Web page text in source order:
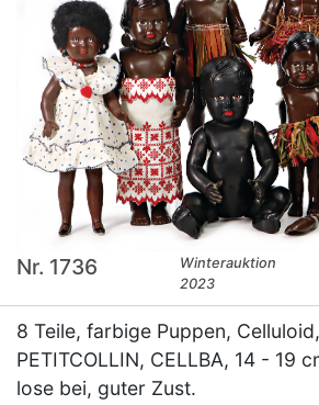
Nr. 1736
Winterauktion
2023
8 Teile, farbige Puppen, Celluloid,
PETITCOLLIN, CELLBA, 14 - 19
lose bei, guter Zust.